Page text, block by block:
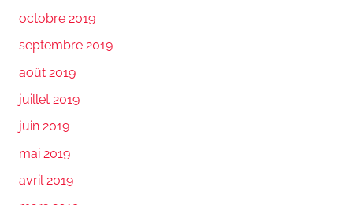
octobre 2019
septembre 2019
août 2019
juillet 2019
juin 2019
mai 2019
avril 2019